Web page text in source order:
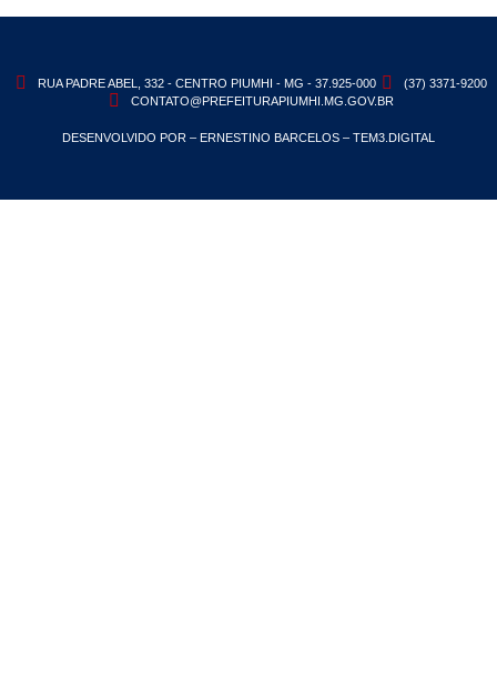
RUA PADRE ABEL, 332 - CENTRO PIUMHI - MG - 37.925-000
(37) 3371-9200
CONTATO@PREFEITURAPIUMHI.MG.GOV.BR
DESENVOLVIDO POR – ERNESTINO BARCELOS – TEM3.DIGITAL